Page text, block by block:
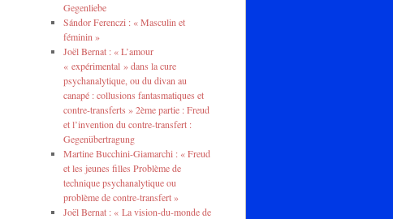
Gegenliebe
Sándor Ferenczi : « Masculin et
féminin »
Joël Bernat : « L’amour
« expérimental » dans la cure
psychanalytique, ou du divan au
canapé : collusions fantasmatiques et
contre-transferts » 2ème partie : Freud
et l’invention du contre-transfert :
Gegenübertragung
Martine Bucchini-Giamarchi : « Freud
et les jeunes filles Problème de
technique psychanalytique ou
problème de contre-transfert »
Joël Bernat : « La vision-du-monde de